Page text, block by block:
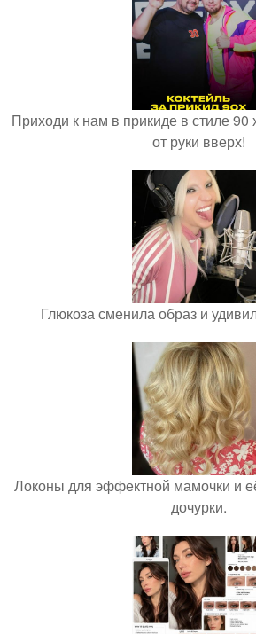
Приходи к нам в прикиде в стиле 90
от руки вверх!
Глюкоза сменила образ и
Локоны для эффектной мамочки и
дочурки.